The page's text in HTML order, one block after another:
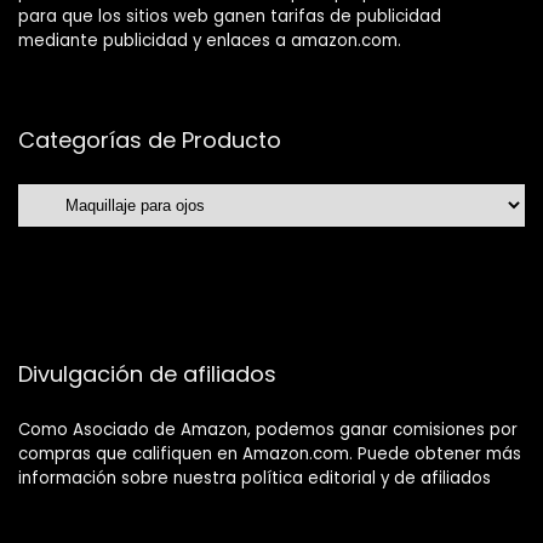
para que los sitios web ganen tarifas de publicidad
mediante publicidad y enlaces a amazon.com.
Categorías de Producto
Divulgación de afiliados
Como Asociado de Amazon, podemos ganar comisiones por
compras que califiquen en Amazon.com. Puede obtener más
información sobre nuestra política editorial y de afiliados